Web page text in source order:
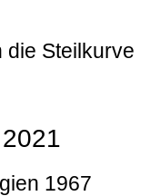
die Steilkurve
1967